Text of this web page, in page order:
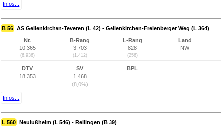
Infos...
B 56 AS Geilenkirchen-Teveren (L 42) - Geilenkirchen-Freienberger Weg (L 364)
Nr.
10.365
(6.936)
B-Rang
3.703
(1.412)
L-Rang
828
(256)
Land
NW
DTV
18.353
SV
1.468
(8,0%)
BPL
Infos...
L 560 Neulußheim (L 546) - Reilingen (B 39)